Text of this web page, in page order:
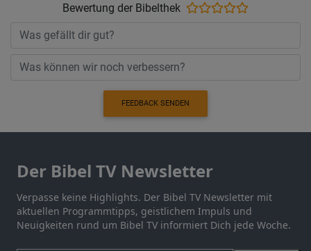
Bewertung der Bibelthek
FEEDBACK SENDEN
Der Bibel TV Newsletter
Verpasse keine Highlights. Der Bibel TV Newsletter mit
aktuellen Programmtipps, geistlichem Impuls und
Neuigkeiten rund um Bibel TV informiert Dich jede Woche.